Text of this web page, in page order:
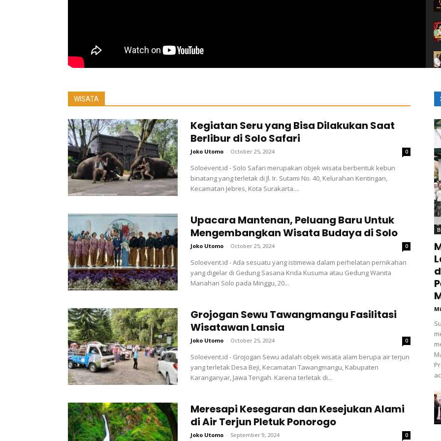
WISATA
Kegiatan Seru yang Bisa Dilakukan Saat
Berlibur di Solo Safari
Joko Utomo - October 25, 2024 0
Soloevent.id - Solo Safari merupakan objek wisata berbentuk kebun
binatang yang terletak di Jl. Ir. Sutami No. 40, Kelurahan Kentingan,
Kecamatan Jebres, Kota Surakarta....
Upacara Mantenan, Peluang Baru Untuk
Mengembangkan Wisata Budaya di Solo
Joko Utomo - October 25, 2024 0
Soloevent.id - Ada sesuatu yang istimewa dalam perhelatan pernikahan
yang digelar di Gedung Sasana Krida Kusuma atau Gedung Wanita
Manahan Solo pada Minggu, 20...
Grojogan Sewu Tawangmangu Fasilitasi
Wisatawan Lansia
Joko Utomo - October 25, 2024 0
Soloevent.id - Grojogan Sewu adalah objek wisata alam berupa air terjun
yang terletak Desa Beji, Kecamatan Tawangmangu, Kabupaten
Karanganyar, Jawa Tengah. Karena terletak di...
Meresapi Kesegaran dan Kesejukan Alami
di Air Terjun Pletuk Ponorogo
Joko Utomo - September 9, 2024 0